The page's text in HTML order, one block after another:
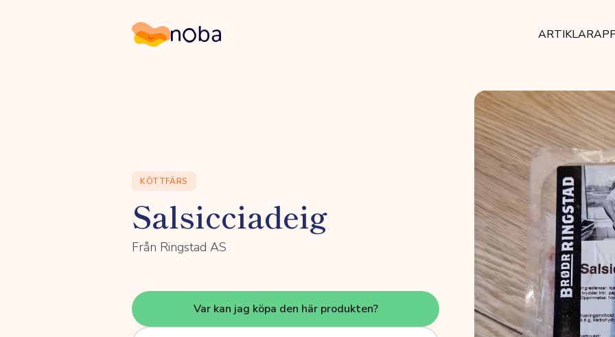
Noba ARTIKLAR
KÖTTFÄRS
Salsicciadeig
Från Ringstad AS
Var kan jag köpa den här produkten?